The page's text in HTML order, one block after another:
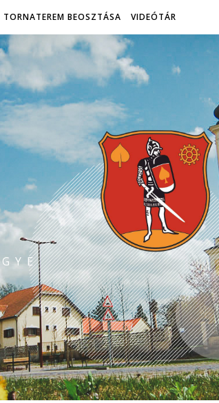
TORNATEREM BEOSZTÁSA VIDEÓTÁR